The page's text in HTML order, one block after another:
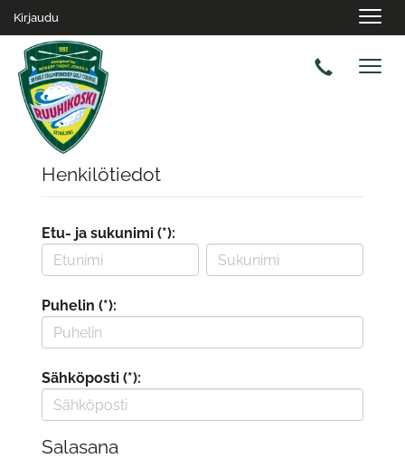
Kirjaudu
Henkilötiedot
Etu- ja sukunimi (*):
Puhelin (*):
Sähköposti (*):
Salasana